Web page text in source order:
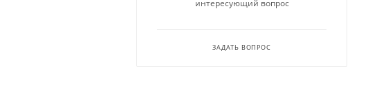
интересующий вопрос
ЗАДАТЬ ВОПРОС